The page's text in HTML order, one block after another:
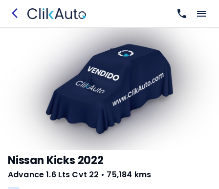
Nissan Kicks 2022
Advance 1.6 Lts Cvt 22 • 75,184 kms